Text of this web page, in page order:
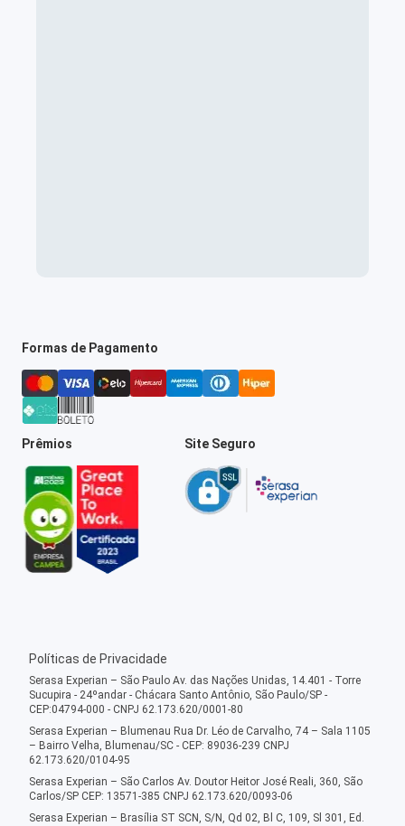
Formas de Pagamento
Prêmios Site Seguro
Políticas de Privacidade
Serasa Experian – São Paulo Av. das Nações Unidas, 14.401 - Torre
Sucupira - 24ºandar - Chácara Santo Antônio, São Paulo/SP -
CEP:04794-000 - CNPJ 62.173.620/0001-80
Serasa Experian – Blumenau Rua Dr. Léo de Carvalho, 74 – Sala 1105
– Bairro Velha, Blumenau/SC - CEP: 89036-239 CNPJ
62.173.620/0104-95
Serasa Experian – São Carlos Av. Doutor Heitor José Reali, 360, São
Carlos/SP CEP: 13571-385 CNPJ 62.173.620/0093-06
Serasa Experian – Brasília ST SCN, S/N, Qd 02, Bl C, 109, Sl 301, Ed.